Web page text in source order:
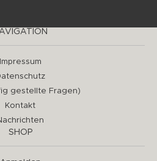
Impressum
gestellte Fragen)
Kontakt
SHOP